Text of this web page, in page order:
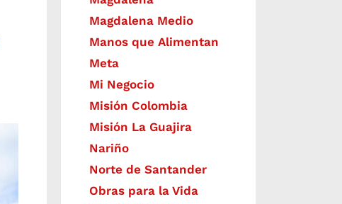
Magdalena Medio
Manos que Alimentan
Meta
Mi Negocio
Misión Colombia
Misión La Guajira
Nariño
Norte de Santander
Obras para la Vida